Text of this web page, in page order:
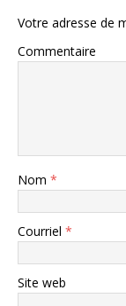
Votre adresse de
Commentaire
Nom *
Courriel *
Site web